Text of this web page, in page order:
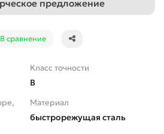
предложение
В сравнение
Класс точности
В
Материал
быстрорежущая сталь